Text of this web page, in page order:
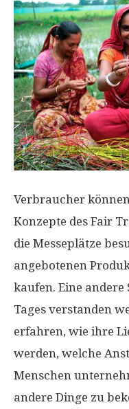
Verbraucher
Konzepte des Fair
die Messeplätze
angebotenen
kaufen. Eine
Tages verstanden
erfahren, wie ihre
werden, welche
Menschen
andere Dinge zu